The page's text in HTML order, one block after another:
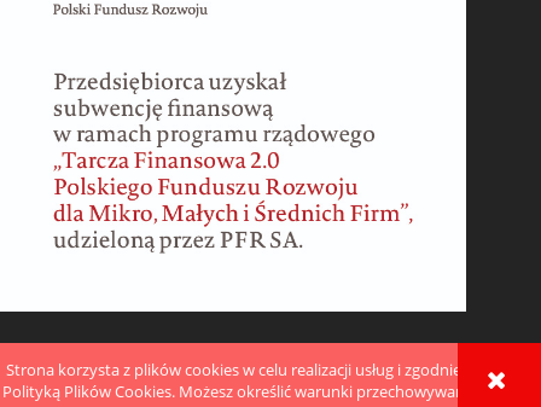
Strona korzysta z plików cookies w celu realizacji usług i zgodnie z
Polityką Plików Cookies. Możesz określić warunki przechowywania
POKAŻ PEŁNĄ WERSJĘ STRONY